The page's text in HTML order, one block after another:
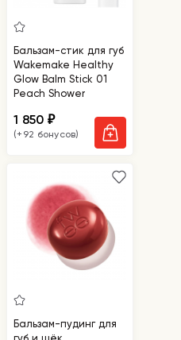
Бальзам-стик для губ
Wakemake Healthy
Glow Balm Stick 01
Peach Shower
1 850₽
(+92 бонусов)
Бальзам-пудинг для